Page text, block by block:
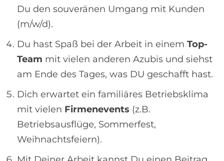
Du den souveränen Umgang mit Kunden
(m/w/d).
Du hast Spaß bei der Arbeit in einem Top-
Team mit vielen anderen Azubis und siehst
am Ende des Tages, was DU geschafft hast.
Dich erwartet ein familiäres Betriebsklima
mit vielen Firmenevents (z.B.
Betriebsausflüge, Sommerfest,
Weihnachtsfeiern).